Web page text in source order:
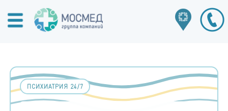
ПСИХИАТРИЯ 24/7